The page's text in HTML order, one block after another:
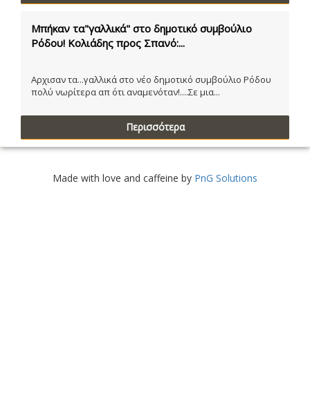
Μπήκαν τα"γαλλικά" στο δημοτικό συμβούλιο
Ρόδου! Κολιάδης προς Σπανό:...
Αρχισαν τα...γαλλικά στο νέο δημοτικό συμβούλιο Ρόδου
πολύ νωρίτερα απ ότι αναμενόταν!....Σε μια...
Περισσότερα
Made with love and caffeine by PnG Solutions